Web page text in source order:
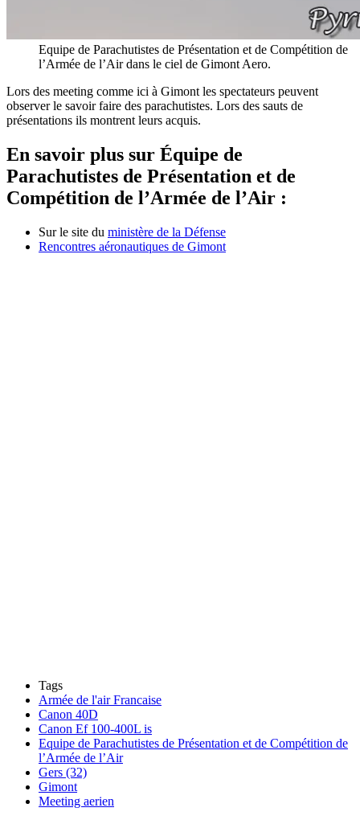
Equipe de Parachutistes de Présentation et de Compétition de
l’Armée de l’Air dans le ciel de Gimont Aero.
Lors des meeting comme ici à Gimont les spectateurs peuvent
observer le savoir faire des parachutistes. Lors des sauts de
présentations ils montrent leurs acquis.
En savoir plus sur Équipe de
Parachutistes de Présentation et de
Compétition de l’Armée de l’Air :
Sur le site du ministère de la Défense
Rencontres aéronautiques de Gimont
Tags
Armée de l'air Francaise
Canon 40D
Canon Ef 100-400L is
Equipe de Parachutistes de Présentation et de Compétition de
l’Armée de l’Air
Gers (32)
Gimont
Meeting aerien